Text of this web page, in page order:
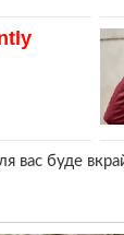
вас буде